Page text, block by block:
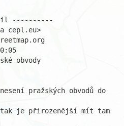
----------
cepl.eu>
obvody
pražských obvodů do
tak je přirozenější mít tam